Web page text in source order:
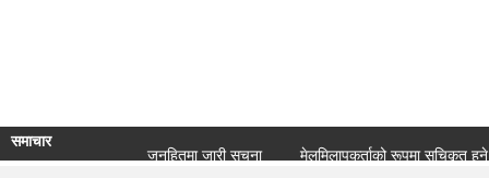
समाचार
जनहितमा जारी सूचना
मेलमिलापकर्ताको रूपमा सूचिकृत हुने